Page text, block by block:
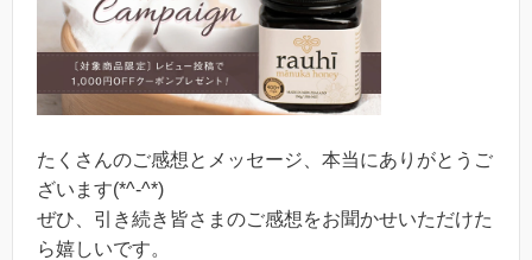
たくさんのご感想とメッセージ、本当にありがとうご
ざいます(*^-^*)
ぜひ、引き続き皆さまのご感想をお聞かせいただけた
ら嬉しいです。